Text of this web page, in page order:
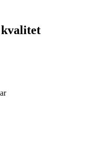
kvalitet